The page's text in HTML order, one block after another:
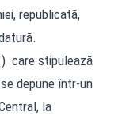
republicată,
care stipulează
depune într-un
la